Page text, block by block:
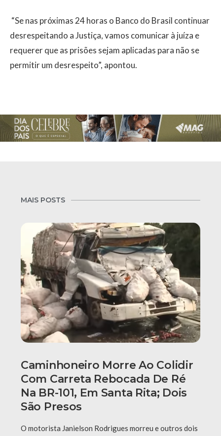
“Se nas próximas 24 horas o Banco do Brasil continuar
desrespeitando a Justiça, vamos comunicar à juíza e
requerer que as prisões sejam aplicadas para não se
permitir um desrespeito”, apontou.
MAIS POSTS
Caminhoneiro Morre Ao Colidir
Com Carreta Rebocada De Ré
Na BR-101, Em Santa Rita; Dois
São Presos
O motorista Janielson Rodrigues morreu e outros dois